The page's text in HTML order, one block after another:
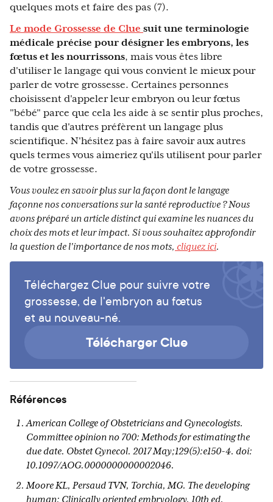
quelques mots et faire des pas (7).
Le mode Grossesse de Clue suit une terminologie
médicale précise pour désigner les embryons, les
fœtus et les nourrissons, mais vous êtes libre
d'utiliser le langage qui vous convient le mieux pour
parler de votre grossesse. Certaines personnes
choisissent d'appeler leur embryon ou leur fœtus
"bébé" parce que cela les aide à se sentir plus proches,
tandis que d'autres préfèrent un langage plus
scientifique. N'hésitez pas à faire savoir aux autres
quels termes vous aimeriez qu'ils utilisent pour parler
de votre grossesse.
Vous voulez en savoir plus sur la façon dont le langage
façonne nos conversations sur la santé reproductive ? Nous
avons préparé un article distinct qui examine les nuances du
choix des mots et leur impact. Si vous souhaitez approfondir
la question de l'importance de nos mots, cliquez ici.
Téléchargez Clue pour suivre votre
grossesse, de l'embryon au fœtus
et au nouveau-né.
Télécharger Clue
Références
American College of Obstetricians and Gynecologists.
Committee opinion no 700: Methods for estimating the
due date. Obstet Gynecol. 2017 May;129(5):e150-4. doi:
10.1097/AOG.0000000000002046.
Moore KL, Persaud TVN, Torchia, MG. The developing
human: Clinically oriented embryology. 10th ed.